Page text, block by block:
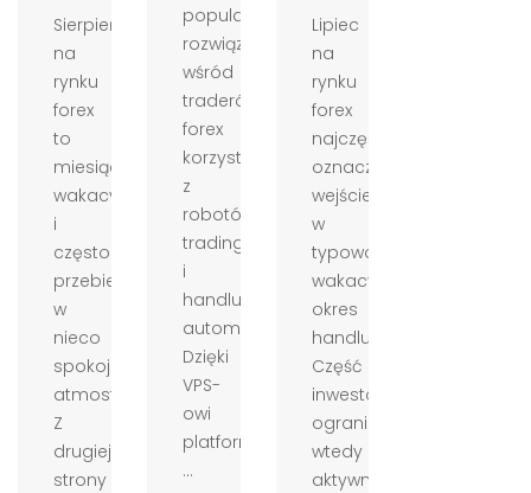
Sierpień
na
rynku
forex
to
miesiąc
wakacyjny
i
często
przebiega
w
nieco
spokojniejszej
atmosferze.
Z
drugiej
strony
popularnym
rozwiązaniem
wśród
traderów
forex
korzystających
z
robotów
tradingowych
i
handlu
automatycznego.
Dzięki
VPS-
owi
platforma
...
Lipiec
na
rynku
forex
najczęściej
oznacza
wejście
w
typowo
wakacyjny
okres
handlu.
Część
inwestorów
ogranicza
wtedy
aktywność,